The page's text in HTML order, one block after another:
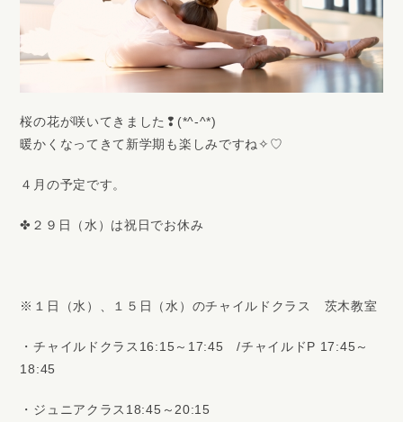
桜の花が咲いてきました❢(*^-^*)
暖かくなってきて新学期も楽しみですね✧♡
４月の予定です。
✤２９日（水）は祝日でお休み
※１日（水）、１５日（水）のチャイルドクラス 茨木教室
・チャイルドクラス16:15～17:45 /チャイルドP 17:45～
18:45
・ジュニアクラス18:45～20:15